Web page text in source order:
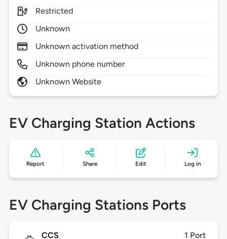
Restricted
Unknown
Unknown activation method
Unknown phone number
Unknown Website
EV Charging Station Actions
Report Share Edit Log in
EV Charging Stations Ports
CCS 1 Port